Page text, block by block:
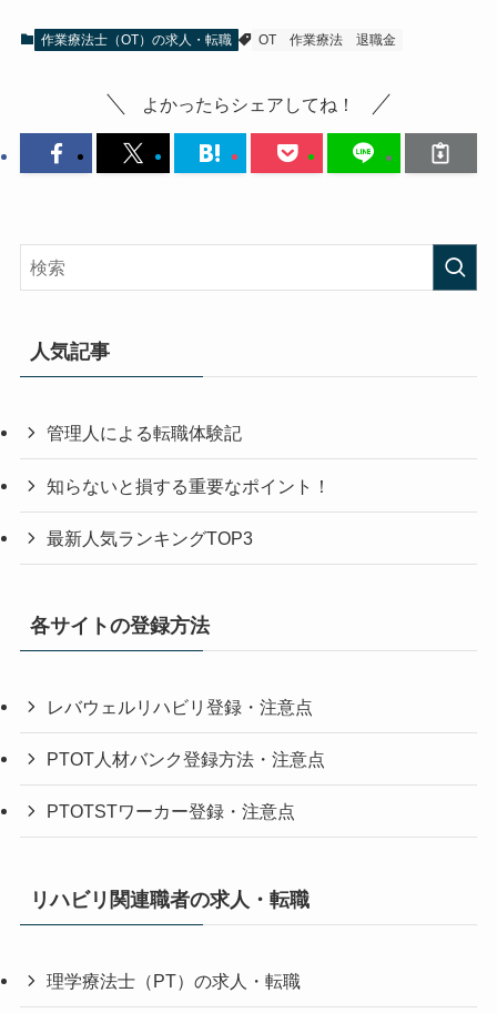
作業療法士（OT）の求人・転職 OT 作業療法 退職金
よかったらシェアしてね！
人気記事
管理人による転職体験記
知らないと損する重要なポイント！
最新人気ランキングTOP3
各サイトの登録方法
レバウェルリハビリ登録・注意点
PTOT人材バンク登録方法・注意点
PTOTSTワーカー登録・注意点
リハビリ関連職者の求人・転職
理学療法士（PT）の求人・転職